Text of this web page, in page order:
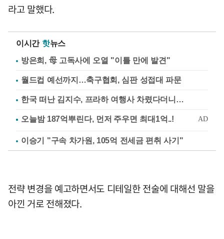
라고 말했다.
이시간 핫뉴스
방은희, 母 고독사에 오열 "이틀 만에 발견"
월드컵 예선까지…축구협회, 심판 성접대 파문
한국 떠난 김지수, 프라하 여행사 차렸다더니…
이승기 "구속 차가원, 105억 전세금 편취 사기"
전략 변경을 예고하면서도 디테일한 전술에 대해선 말을
아낀 거로 전해졌다.